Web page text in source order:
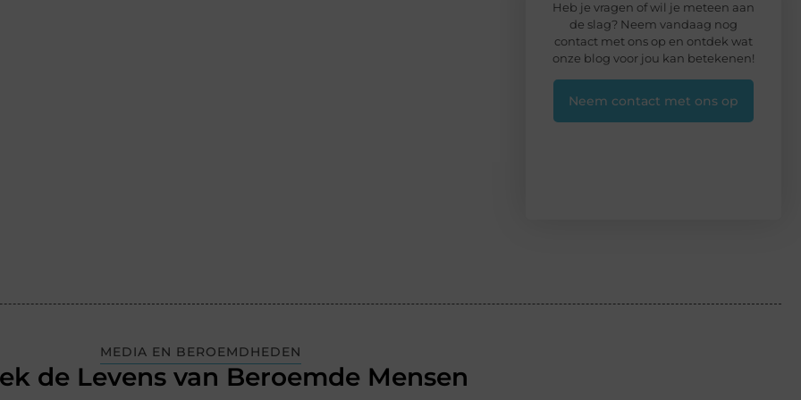
Heb je vragen of wil je meteen aan
de slag? Neem vandaag nog
contact met ons op en ontdek wat
onze blog voor jou kan betekenen!
Neem contact met ons op
MEDIA EN BEROEMDHEDEN
de Levens van Beroemde Mensen